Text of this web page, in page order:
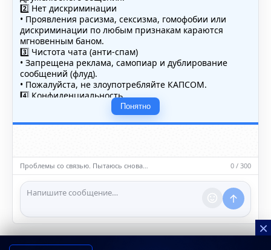
2️⃣ Нет дискриминации
• Проявления расизма, сексизма, гомофобии или
дискриминации по любым признакам караются
мгновенным баном.
3️⃣ Чистота чата (анти-спам)
• Запрещена реклама, самопиар и дублирование
сообщений (флуд).
• Пожалуйста, не злоупотребляйте КАПСОМ.
4️⃣ Конфиденциальность
• Не публикуйте личные данные — свои или чужие
(телефоны, адреса, документы).
5️⃣ Уместность контента
насилию.
ℹ️ Модераторы и администраторы вправе удалять
сообщения и ограничивать доступ к чату при
нарушении правил.
Понятно
Проблемы со связью. Пытаюсь снова… 0 / 300
×